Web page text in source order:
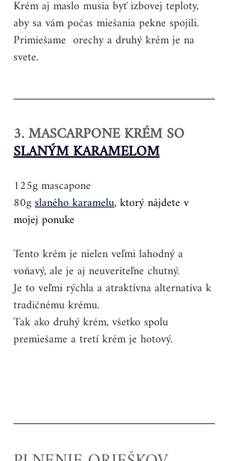
Krém aj maslo musia byť izbovej teploty,
aby sa vám počas miešania pekne spojili.
Primiešame  orechy a druhý krém je na
svete.
3. MASCARPONE KRÉM SO
SLANÝM KARAMELOM
125g mascapone
80g slaného karamelu, ktorý nájdete v
mojej ponuke
Tento krém je nielen veľmi lahodný a
voňavý, ale je aj neuveriteľne chutný.
Je to veľmi rýchla a atraktívna alternatíva k
tradičnému krému.
Tak ako druhý krém, všetko spolu
premiešame a tretí krém je hotový.